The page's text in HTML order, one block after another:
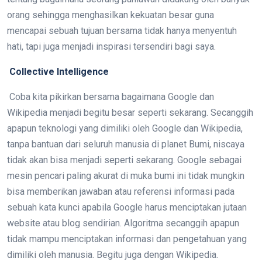
orang sehingga menghasilkan kekuatan besar guna
mencapai sebuah tujuan bersama tidak hanya menyentuh
hati, tapi juga menjadi inspirasi tersendiri bagi saya.
Collective Intelligence
Coba kita pikirkan bersama bagaimana Google dan
Wikipedia menjadi begitu besar seperti sekarang. Secanggih
apapun teknologi yang dimiliki oleh Google dan Wikipedia,
tanpa bantuan dari seluruh manusia di planet Bumi, niscaya
tidak akan bisa menjadi seperti sekarang. Google sebagai
mesin pencari paling akurat di muka bumi ini tidak mungkin
bisa memberikan jawaban atau referensi informasi pada
sebuah kata kunci apabila Google harus menciptakan jutaan
website atau blog sendirian. Algoritma secanggih apapun
tidak mampu menciptakan informasi dan pengetahuan yang
dimiliki oleh manusia. Begitu juga dengan Wikipedia.